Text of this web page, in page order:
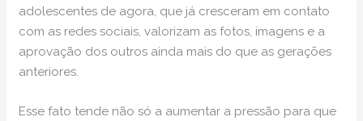
adolescentes de agora, que já cresceram em contato
com as redes sociais, valorizam as fotos, imagens e a
aprovação dos outros ainda mais do que as gerações
anteriores.
Esse fato tende não só a aumentar a pressão para que